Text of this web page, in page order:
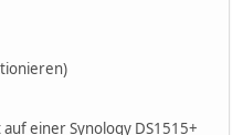
einer Synology DS1515+